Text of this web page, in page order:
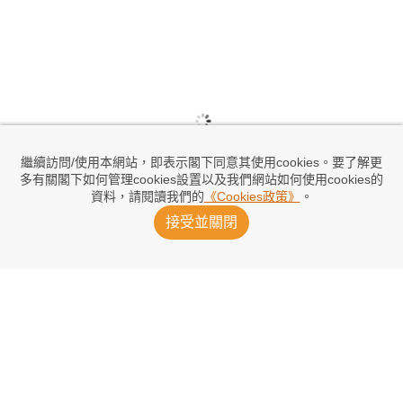
繼續訪問/使用本網站，即表示閣下同意其使用cookies。要了解更
多有關閣下如何管理cookies設置以及我們網站如何使用cookies的
資料，請閱讀我們的 《Cookies政策》 。
接受並關閉